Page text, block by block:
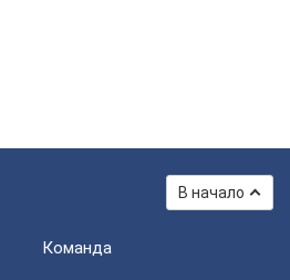
В начало
Команда